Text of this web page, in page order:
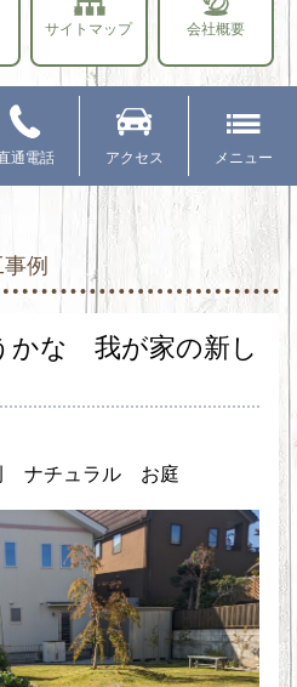
サイトマップ 会社概要
通電話 アクセス メニュー
例
かな 我が家の新し
ナチュラル お庭